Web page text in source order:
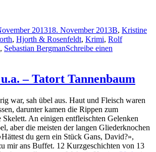
201318. November 2013B, Kristine
, Hjorth & Rosenfeldt, Krimi, Rolf
, Sebastian BergmanSchreibe einen
– Tatort Tannenbaum
war, sah übel aus. Haut und Fleisch waren
darunter kamen die Rippen zum
Skelett. An einigen entfleischten Gelenken
aber die meisten der langen Gliederknochen
du gern ein Stück Gans, David?»,
mir ans Buffet. 12 Kurzgeschichten von 13